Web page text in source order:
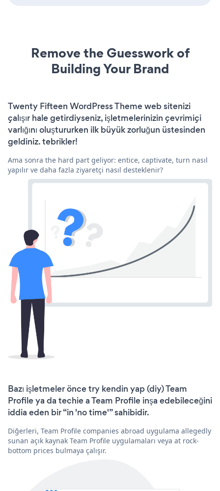
Remove the Guesswork of
Building Your Brand
Twenty Fifteen WordPress Theme web sitenizi
çalışır hale getirdiyseniz, işletmelerinizin çevrimiçi
varlığını oluştururken ilk büyük zorluğun üstesinden
geldiniz. tebrikler!
Ama sonra the hard part geliyor: entice, captivate, turn nasıl
yapılır ve daha fazla ziyaretçi nasıl desteklenir?
Bazı işletmeler önce try kendin yap (diy) Team
Profile ya da techie a Team Profile inşa edebileceğini
iddia eden bir “in 'no time'” sahibidir.
Diğerleri, Team Profile companies abroad uygulama allegedly
sunan açık kaynak Team Profile uygulamaları veya at rock-
bottom prices bulmaya çalışır.